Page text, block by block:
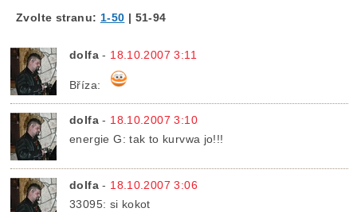
Zvolte stranu: 1-50 | 51-94
dolfa - 18.10.2007 3:11
Bříza:
dolfa - 18.10.2007 3:10
energie G: tak to kurvwa jo!!!
dolfa - 18.10.2007 3:06
33095: si kokot